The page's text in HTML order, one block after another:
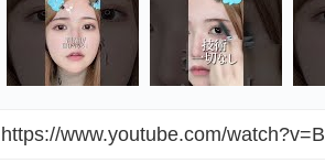
https://www.youtube.com/